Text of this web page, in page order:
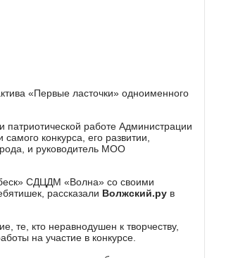
«Первые ласточки» одноименного
работе Администрации
самого конкурса, его развитии,
и руководитель МОО
СДЦДМ «Волна» со своими
рассказали Волжский.ру в
те, кто неравнодушен к творчеству,
на участие в конкурсе.